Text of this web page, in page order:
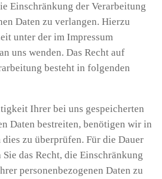
Einschränkung der Verarbeitung
Daten zu verlangen. Hierzu
unter der im Impressum
uns wenden. Das Recht auf
besteht in folgenden
Ihrer bei uns gespeicherten
Daten bestreiten, benötigen wir in
zu überprüfen. Für die Dauer
das Recht, die Einschränkung
personenbezogenen Daten zu